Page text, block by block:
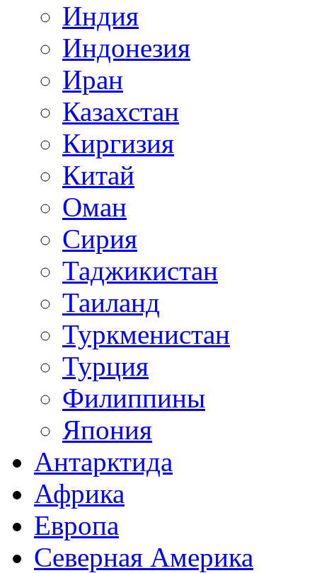
Индия
Индонезия
Иран
Казахстан
Киргизия
Китай
Оман
Сирия
Таджикистан
Таиланд
Туркменистан
Турция
Филиппины
Япония
Антарктида
Африка
Европа
Северная Америка